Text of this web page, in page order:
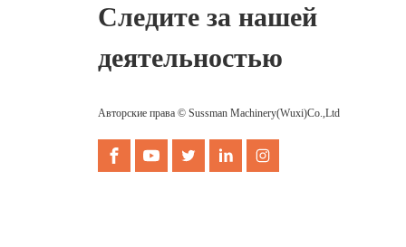
Следите за нашей
деятельностью
Авторские права © Sussman Machinery(Wuxi)Co.,Ltd